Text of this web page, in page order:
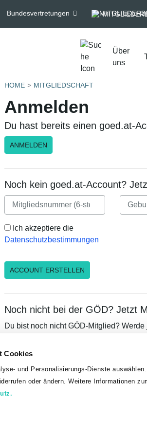
Cookies
und Personalisierungs-Dienste
oder ändern. Weitere Informationen
Bundesvertretungen
Über
uns
HOME MITGLIEDSCHAFT
Anmelden
Du hast bereits einen goed.at-
ANMELDEN
Noch kein goed.at-Account?
Ich akzeptiere die
Datenschutzbestimmungen
Noch nicht bei der GÖD? Jetzt
Du bist noch nicht GÖD-Mitglied?
Mitglieder!
MITGLIED WERDEN